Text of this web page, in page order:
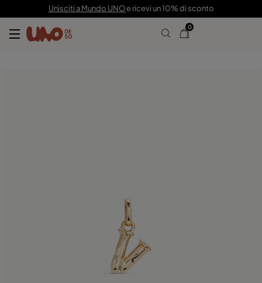
Unisciti a Mundo UNOe ricevi un 10% di sconto
0